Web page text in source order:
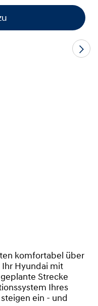
komfortabel über
Ihr Hyundai mit
Strecke
Ihres
ein - und